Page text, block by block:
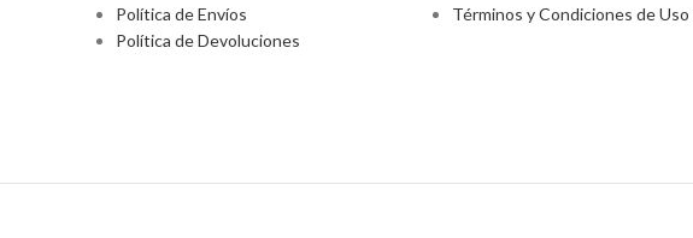
Política de Envíos
Política de Devoluciones
Términos y Condiciones de Uso